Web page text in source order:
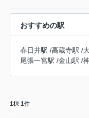
おすすめの駅
春日井駅 /高蔵寺駅 /
尾張一宮駅 /金山駅 /
1棟 1件